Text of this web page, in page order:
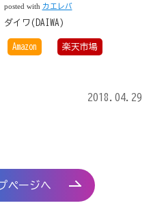
posted with カエレバ
ダイワ(DAIWA)
Amazon 楽天市場
2018.04.29
ページへ